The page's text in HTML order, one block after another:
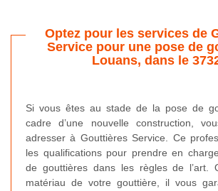
Optez pour les services de
Service pour une pose de
Louans, dans le
Si vous êtes au stade de la pose de
cadre d’une nouvelle construction,
adresser à Gouttières Service. Ce
les qualifications pour prendre en
de gouttières dans les règles de l’art.
matériau de votre gouttière, il vous